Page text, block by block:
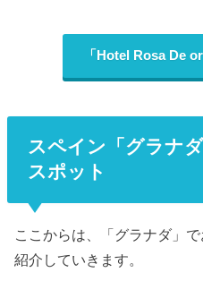
「Hotel Rosa De
スペイン「グラナ
スポット
ここからは、「グラナダ」
紹介していきます。